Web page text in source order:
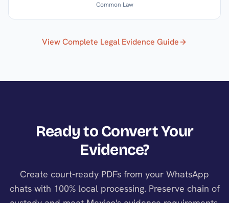
Common Law
View Complete Legal Evidence Guide
Ready to Convert Your
Evidence?
Create court-ready PDFs from your WhatsApp
chats with 100% local processing. Preserve chain of